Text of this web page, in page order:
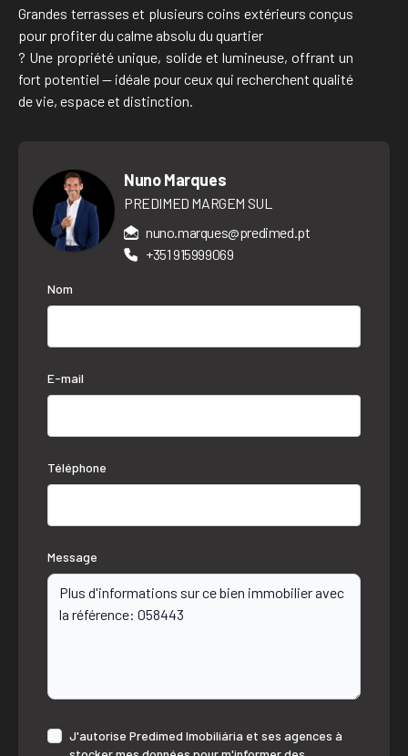
Grandes terrasses et plusieurs coins extérieurs conçus
pour profiter du calme absolu du quartier
? Une propriété unique, solide et lumineuse, offrant un
fort potentiel — idéale pour ceux qui recherchent qualité
de vie, espace et distinction.
Nuno Marques
PREDIMED MARGEM SUL
nuno.marques@predimed.pt
+351 915999069
Nom
E-mail
Téléphone
Message
J'autorise Predimed Imobiliária et ses agences à